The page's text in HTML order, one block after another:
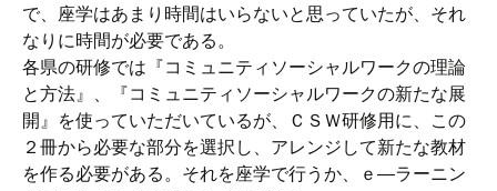
で、座学はあまり時間はいらないと思っていたが、それ
なりに時間が必要である。
各県の研修では『コミュニティソーシャルワークの理論
と方法』、『コミュニティソーシャルワークの新たな展
開』を使っていただいているが、ＣＳＷ研修用に、この
２冊から必要な部分を選択し、アレンジして新たな教材
を作る必要がある。それを座学で行うか、ｅ―ラーニン